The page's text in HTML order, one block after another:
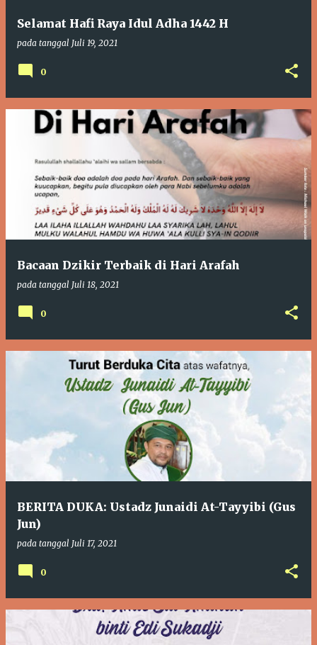
Selamat Hafi Raya Idul Adha 1442 H
pada tanggal Juli 19, 2021
0
Bacaan Dzikir Terbaik di Hari Arafah
pada tanggal Juli 18, 2021
0
BERITA DUKA: Ustadz Junaidi At-Tayyibi (Gus
Jun)
pada tanggal Juli 17, 2021
0